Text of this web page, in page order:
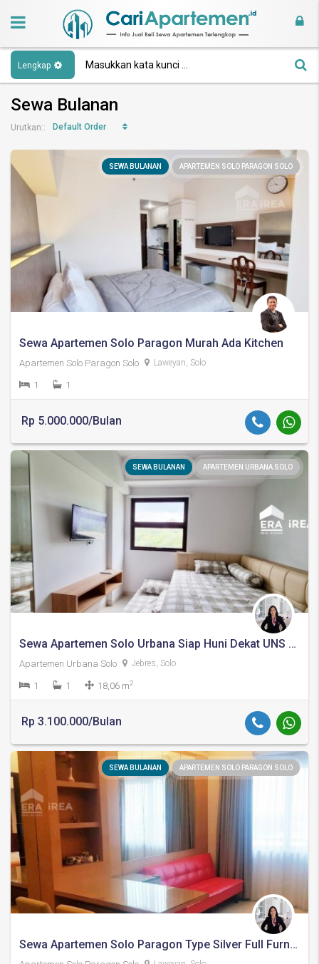
Lengkap
Sewa Bulanan
Urutkan:: Default Order
SEWA BULANAN APARTEMEN SOLO PARAGON SOLO
Sewa Apartemen Solo Paragon Murah Ada Kitchen
Apartemen Solo Paragon Solo Laweyan, Solo
1 1
Rp 5.000.000/Bulan
SEWA BULANAN APARTEMEN URBANA SOLO
Sewa Apartemen Solo Urbana Siap Huni Dekat UNS Solo
Apartemen Urbana Solo Jebres, Solo
1 1 18,06 m2
Rp 3.100.000/Bulan
SEWA BULANAN APARTEMEN SOLO PARAGON SOLO
Sewa Apartemen Solo Paragon Type Silver Full Furnished